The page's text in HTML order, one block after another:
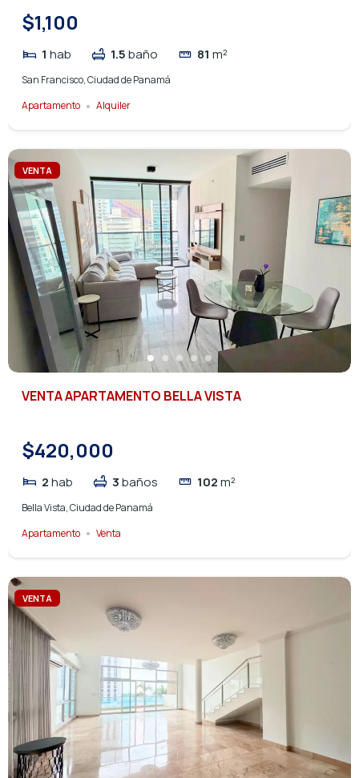
$1,100
1 hab 1.5baño 81 m²
San Francisco, Ciudad de Panamá
Apartamento
Alquiler
VENTA
VENTA APARTAMENTO BELLA VISTA
$420,000
2hab 3baños 102m²
Bella Vista, Ciudad de Panamá
Apartamento
Venta
VENTA